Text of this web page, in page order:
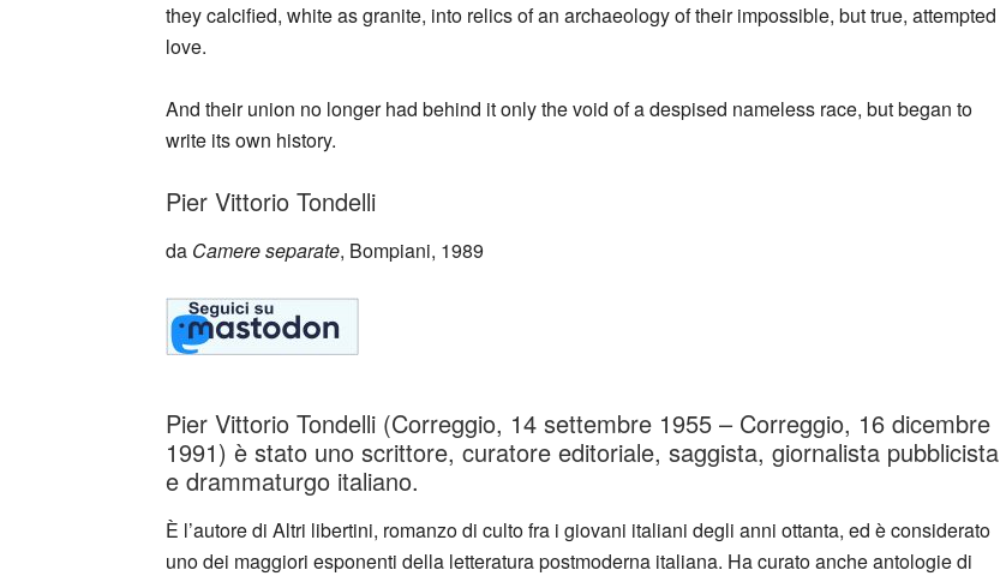
they calcified, white as granite, into relics of an archaeology of their impossible, but true, attempted
love.
And their union no longer had behind it only the void of a despised nameless race, but began to
write its own history.
Pier Vittorio Tondelli
da Camere separate, Bompiani, 1989
Pier Vittorio Tondelli (Correggio, 14 settembre 1955 – Correggio, 16 dicembre
1991) è stato uno scrittore, curatore editoriale, saggista, giornalista pubblicista
e drammaturgo italiano.
È l’autore di Altri libertini, romanzo di culto fra i giovani italiani degli anni ottanta, ed è considerato
uno dei maggiori esponenti della letteratura postmoderna italiana. Ha curato anche antologie di